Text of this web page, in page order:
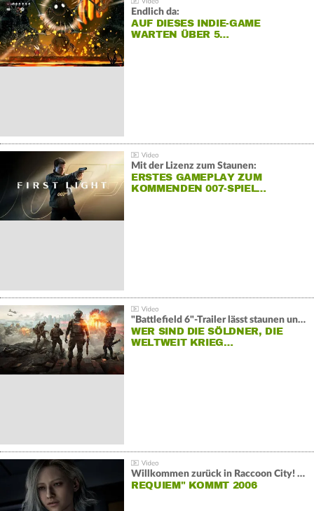
Endlich da:
AUF DIESES INDIE-GAME
WARTEN ÜBER 5…
Mit der Lizenz zum Staunen:
ERSTES GAMEPLAY ZUM
KOMMENDEN 007-SPIEL…
"Battlefield 6"-Trailer lässt staunen und rätseln:
WER SIND DIE SÖLDNER, DIE
WELTWEIT KRIEG…
Willkommen zurück in Raccoon City! "Resident Evil:
REQUIEM" KOMMT 2006